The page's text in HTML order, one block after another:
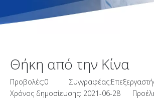
Θήκη από την Κίνα
Προβολές:0
Χρόνος δημοσίευσης: 2021-06-28